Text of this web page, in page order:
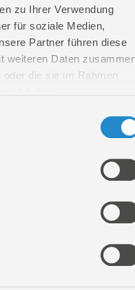
zu Ihrer Verwendung
für soziale Medien,
Partner führen diese
weiteren Daten
die sie im Rahmen